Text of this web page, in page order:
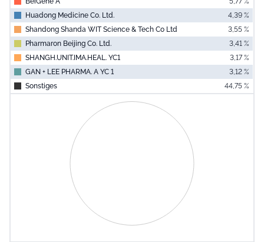
Huadong Medicine Co. Ltd.
4,39 %
Shandong Shanda WIT Science & Tech Co Ltd
3,55 %
Pharmaron Beijing Co. Ltd.
3,41 %
SHANGH.UNIT.IMA.HEAL. YC1
3,17 %
GAN + LEE PHARMA. A YC 1
3,12 %
Sonstiges
44,75 %
Pie chart with 0 slices.
View as data table, Chart